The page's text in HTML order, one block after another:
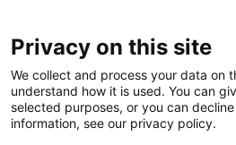
@CGTCatalunya
cgtcatalunya
Privacy on this site
We collect and process your data on
understand how it is used. You can
selected purposes, or you can
information, see our privacy policy.